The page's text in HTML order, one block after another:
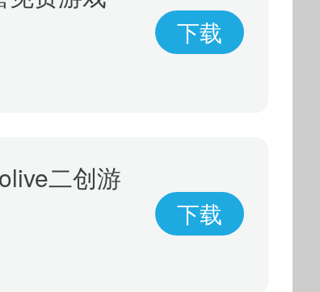
月15日登
下载
二创游
获Cover
平台免费
下载